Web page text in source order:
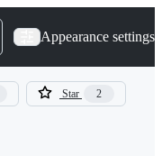
Appearance settings
Star 2